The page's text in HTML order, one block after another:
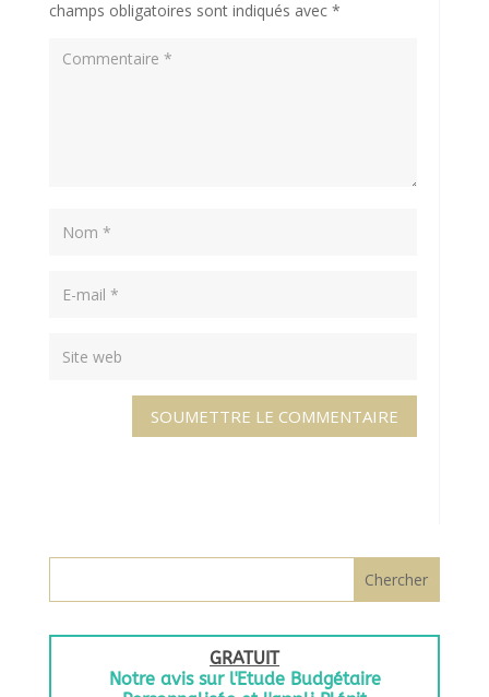
champs obligatoires sont indiqués avec *
SOUMETTRE LE COMMENTAIRE